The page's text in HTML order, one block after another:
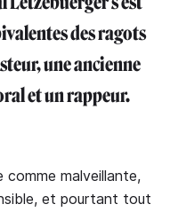
des ragots
une ancienne
et un rappeur.
malveillante,
et pourtant tout